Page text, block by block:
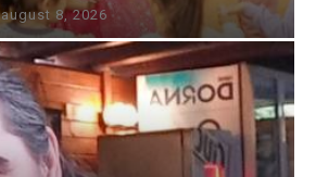
august 8, 2026